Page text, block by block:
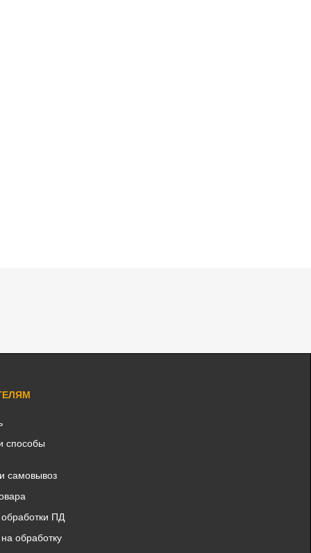
способы
самовывоз
ПД
обработку